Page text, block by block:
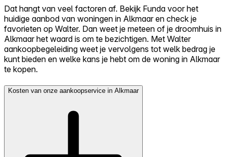
Dat hangt van veel factoren af. Bekijk Funda voor het
huidige aanbod van woningen in Alkmaar en check je
favorieten op Walter. Dan weet je meteen of je droomhuis in
Alkmaar het waard is om te bezichtigen. Met Walter
aankoopbegeleiding weet je vervolgens tot welk bedrag je
kunt bieden en welke kans je hebt om de woning in Alkmaar
te kopen.
Kosten van onze aankoopservice in Alkmaar